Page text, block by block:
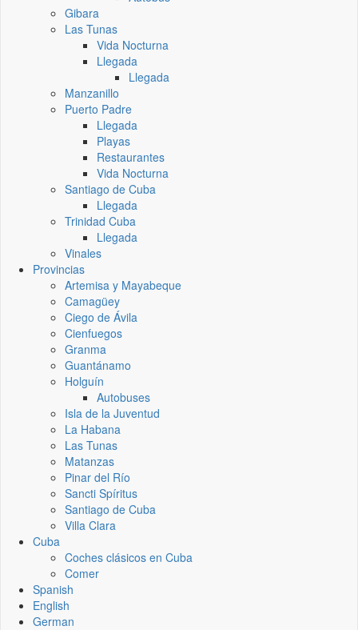
Gibara
Las Tunas
Vida Nocturna
Llegada
Llegada
Manzanillo
Puerto Padre
Llegada
Playas
Restaurantes
Vida Nocturna
Santiago de Cuba
Llegada
Trinidad Cuba
Llegada
Vinales
Provincias
Artemisa y Mayabeque
Camagüey
Ciego de Ávila
Cienfuegos
Granma
Guantánamo
Holguín
Autobuses
Isla de la Juventud
La Habana
Las Tunas
Matanzas
Pinar del Río
Sancti Spíritus
Santiago de Cuba
Villa Clara
Cuba
Coches clásicos en Cuba
Comer
Spanish
English
German